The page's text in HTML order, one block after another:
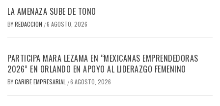
LA AMENAZA SUBE DE TONO
BYREDACCION /6 AGOSTO, 2026
PARTICIPA MARA LEZAMA EN “MEXICANAS EMPRENDEDORAS
2026” EN ORLANDO EN APOYO AL LIDERAZGO FEMENINO
BYCARIBE EMPRESARIAL /6 AGOSTO, 2026